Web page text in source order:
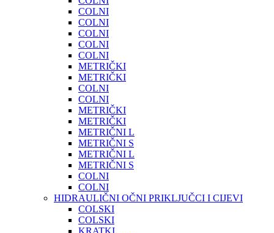
COLNI
COLNI
COLNI
COLNI
COLNI
METRIČKI
METRIČKI
COLNI
COLNI
METRIČKI
METRIČKI
METRIČNI L
METRIČNI S
METRIČNI L
METRIČNI S
COLNI
COLNI
HIDRAULIČNI OČNI PRIKLJUČCI I CIJEVI
COLSKI
COLSKI
KRATKI